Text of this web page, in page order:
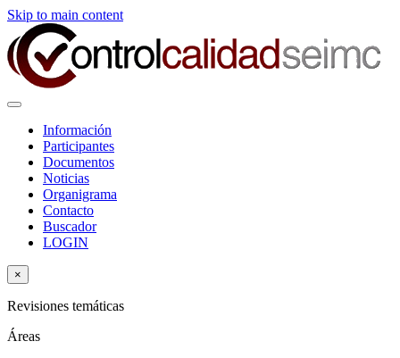
Skip to main content
Información
Participantes
Documentos
Noticias
Organigrama
Contacto
Buscador
LOGIN
×
Revisiones temáticas
Áreas